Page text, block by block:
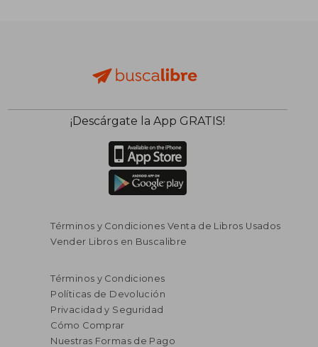
¡Descárgate la App GRATIS!
Términos y Condiciones Venta de Libros Usados
Vender Libros en Buscalibre
Términos y Condiciones
Políticas de Devolución
Privacidad y Seguridad
Cómo Comprar
Nuestras Formas de Pago